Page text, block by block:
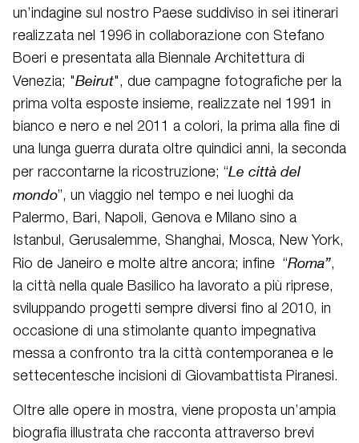
un’indagine sul nostro Paese suddiviso in sei itinerari
realizzata nel 1996 in collaborazione con Stefano
Boeri e presentata alla Biennale Architettura di
Venezia; "Beirut", due campagne fotografiche per la
prima volta esposte insieme, realizzate nel 1991 in
bianco e nero e nel 2011 a colori, la prima alla fine di
una lunga guerra durata oltre quindici anni, la seconda
per raccontarne la ricostruzione; “Le città del
mondo”, un viaggio nel tempo e nei luoghi da
Palermo, Bari, Napoli, Genova e Milano sino a
Istanbul, Gerusalemme, Shanghai, Mosca, New York,
Rio de Janeiro e molte altre ancora; infine “Roma”,
la città nella quale Basilico ha lavorato a più riprese,
sviluppando progetti sempre diversi fino al 2010, in
occasione di una stimolante quanto impegnativa
messa a confronto tra la città contemporanea e le
settecentesche incisioni di Giovambattista Piranesi.
Oltre alle opere in mostra, viene proposta un’ampia
biografia illustrata che racconta attraverso brevi